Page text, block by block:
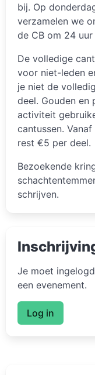
bij. Op
verzamelen we
de CB om 24
De volledige
voor niet-leden
je niet de
deel. Gouden en
activiteit
cantussen.
rest €5 per deel.
Bezoekende
schrijven.
Je moet
een evenement.
Log in